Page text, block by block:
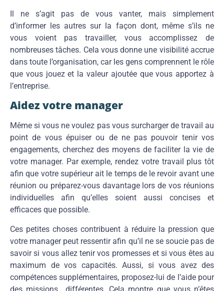
Il ne s’agit pas de vous vanter, mais simplement
d’informer les autres sur la façon dont, même s’ils ne
vous voient pas travailler, vous accomplissez de
nombreuses tâches. Cela vous donne une visibilité accrue
dans toute l’organisation, car les gens comprennent le rôle
que vous jouez et la valeur ajoutée que vous apportez à
l’entreprise.
Aidez votre manager
Même si vous ne voulez pas vous surcharger de travail au
point de vous épuiser ou de ne pas pouvoir tenir vos
engagements, cherchez des moyens de faciliter la vie de
votre manager. Par exemple, rendez votre travail plus tôt
afin que votre supérieur ait le temps de le revoir avant une
réunion ou préparez-vous davantage lors de vos réunions
individuelles afin qu’elles soient aussi concises et
efficaces que possible.
Ces petites choses contribuent à réduire la pression que
votre manager peut ressentir afin qu’il ne se soucie pas de
savoir si vous allez tenir vos promesses et si vous êtes au
maximum de vos capacités. Aussi, si vous avez des
compétences supplémentaires, proposez-lui de l’aide pour